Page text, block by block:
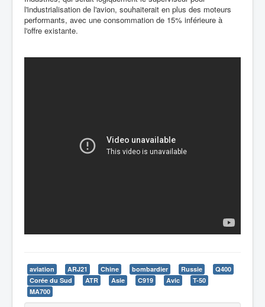
l'industrialisation de l'avion, souhaiterait en plus des moteurs
performants, avec une consommation de 15% inférieure à
l'offre existante.
aviation ARJ21 Chine bombardier Russie
Q400
Corée du Sud
ATR Asie C919 Avic
T-50
MA700